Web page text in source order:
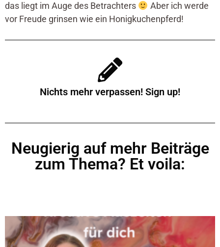
das liegt im Auge des Betrachters
Aber ich werde
vor Freude grinsen wie ein Honigkuchenpferd!
Nichts mehr verpassen! Sign up!
Neugierig auf mehr Beiträge
zum Thema? Et voila: